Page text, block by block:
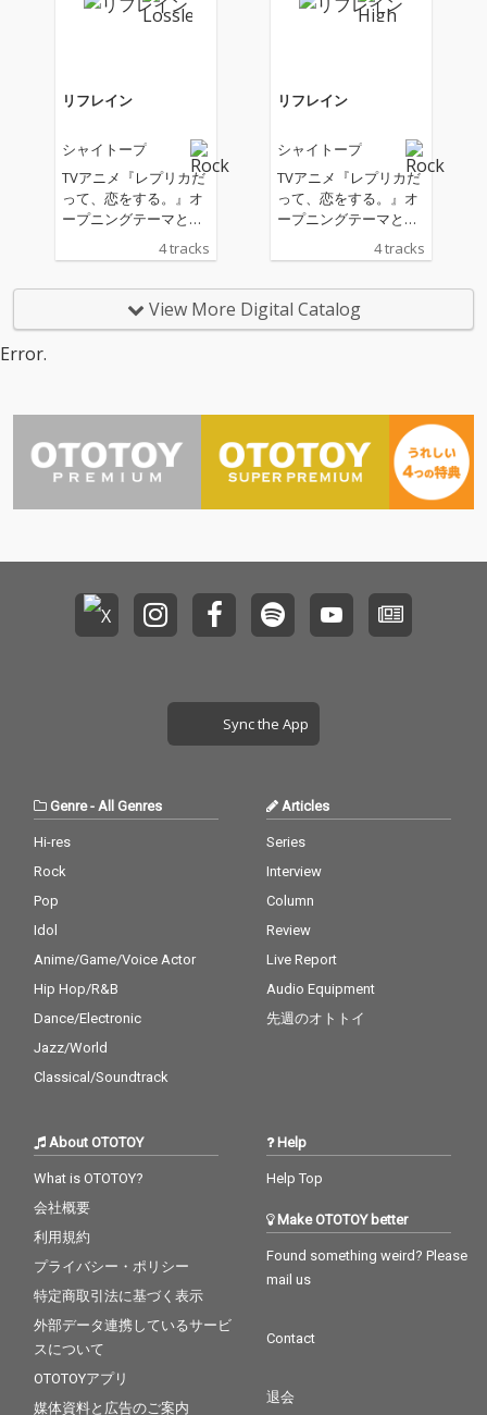
収録。インディーズ時
は、本作で初めて音源
化される。
収録。インディーズ時
は、本作で初めて音源
化される。
リフレイン
シャイトープ
TVアニメ『レプリカだ
って、恋をする。』オ
ープニングテーマとし
て書き下ろされた「リ
フレイン」は、大切な
に、切なさと儚さが滲
む。3人の音にストリ
4 tracks
リフレイン
シャイトープ
TVアニメ『レプリカだ
って、恋をする。』オ
ープニングテーマとし
て書き下ろされた「リ
フレイン」は、大切な
に、切なさと儚さが滲
む。3人の音にストリ
4 tracks
View More Digital Catalog
Error.
Sync the App
Genre- All Genres
Hi-res
Rock
Pop
Idol
Anime/Game/Voice Actor
Hip Hop/R&B
Dance/Electronic
Jazz/World
Classical/Soundtrack
Articles
Series
Interview
Column
Review
Live Report
Audio Equipment
先週のオトトイ
About OTOTOY
What is OTOTOY?
会社概要
利用規約
プライバシー・ポリシー
特定商取引法に基づく表示
外部データ連携しているサービ
スについて
OTOTOYアプリ
媒体資料と広告のご案内
Help
Help Top
Make OTOTOY better
Found something weird? Please
mail us
Contact
退会